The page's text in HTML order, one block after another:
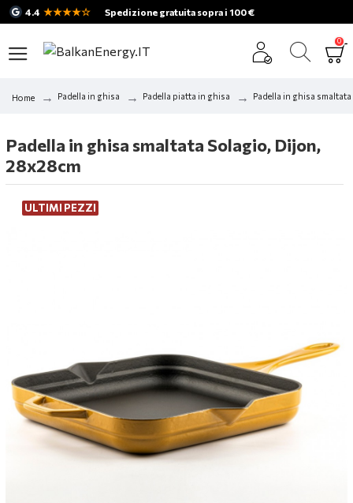
4.4 ★★★★☆ Spedizione gratuita sopra i 100 €
0
Home Padella in ghisa Padella piatta in ghisa Padella in ghisa
Padella in ghisa smaltata Solagio, Dijon,
28x28cm
ULTIMI PEZZI